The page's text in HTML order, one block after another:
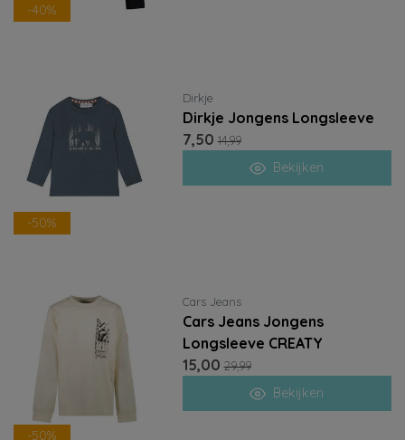
-40%
-50%
Dirkje
Dirkje Jongens Longsleeve
7,50 14,99
Bekijken
-50%
Cars Jeans
Cars Jeans Jongens
Longsleeve CREATY
15,00 29,99
Bekijken